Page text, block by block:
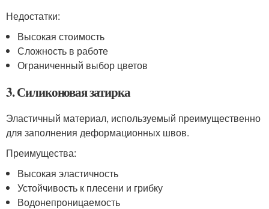
Недостатки:
Высокая стоимость
Сложность в работе
Ограниченный выбор цветов
3. Силиконовая затирка
Эластичный материал, используемый преимущественно
для заполнения деформационных швов.
Преимущества:
Высокая эластичность
Устойчивость к плесени и грибку
Водонепроницаемость